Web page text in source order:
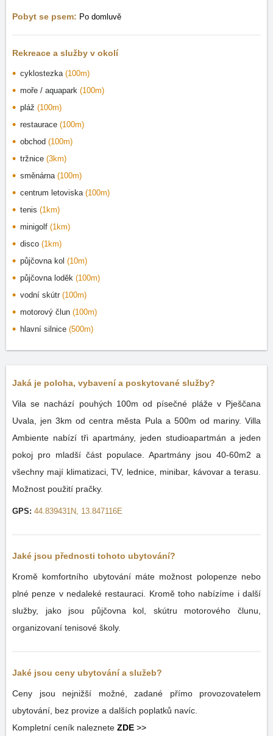
Pobyt se psem: Po domluvě
Rekreace a služby v okolí
cyklostezka (100m)
moře / aquapark (100m)
pláž (100m)
restaurace (100m)
obchod (100m)
tržnice (3km)
směnárna (100m)
centrum letoviska (100m)
tenis (1km)
minigolf (1km)
disco (1km)
půjčovna kol (10m)
půjčovna loděk (100m)
vodní skútr (100m)
motorový člun (100m)
hlavní silnice (500m)
Jaká je poloha, vybavení a poskytované služby?
Vila se nachází pouhých 100m od písečné pláže v Pješčana
Uvala, jen 3km od centra města Pula a 500m od mariny. Villa
Ambiente nabízí tři apartmány, jeden studioapartmán a jeden
pokoj pro mladší část populace. Apartmány jsou 40-60m2 a
všechny mají klimatizaci, TV, lednice, minibar, kávovar a terasu.
Možnost použití pračky.
GPS: 44.839431N, 13.847116E
Jaké jsou přednosti tohoto ubytování?
Kromě komfortního ubytování máte možnost polopenze nebo
plné penze v nedaleké restauraci. Kromě toho nabízíme i další
služby, jako jsou půjčovna kol, skútru motorového člunu,
organizovaní tenisové školy.
Jaké jsou ceny ubytování a služeb?
Ceny jsou nejnižší možné, zadané přímo provozovatelem
ubytování, bez provize a dalších poplatků navíc.
Kompletní ceník naleznete ZDE >>